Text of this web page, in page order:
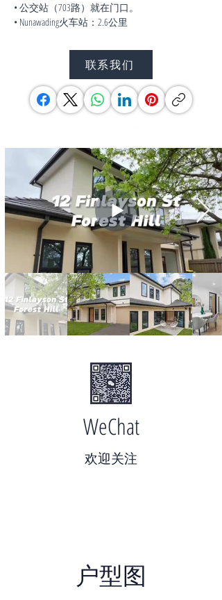
• 公交站（703路）就在门口。
• Nunawading火车站：2.6公里
联系我们
WeChat
​欢迎关注
户型图